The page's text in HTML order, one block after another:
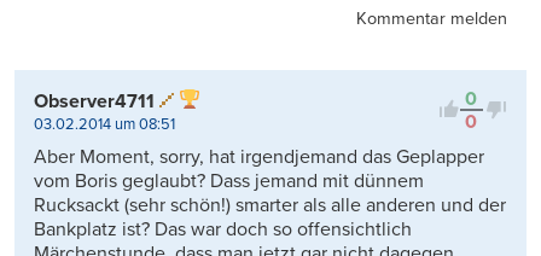
Kommentar melden
0
0
Observer4711
03.02.2014 um 08:51
Aber Moment, sorry, hat irgendjemand das Geplapper
vom Boris geglaubt? Dass jemand mit dünnem
Rucksackt (sehr schön!) smarter als alle anderen und der
Bankplatz ist? Das war doch so offensichtlich